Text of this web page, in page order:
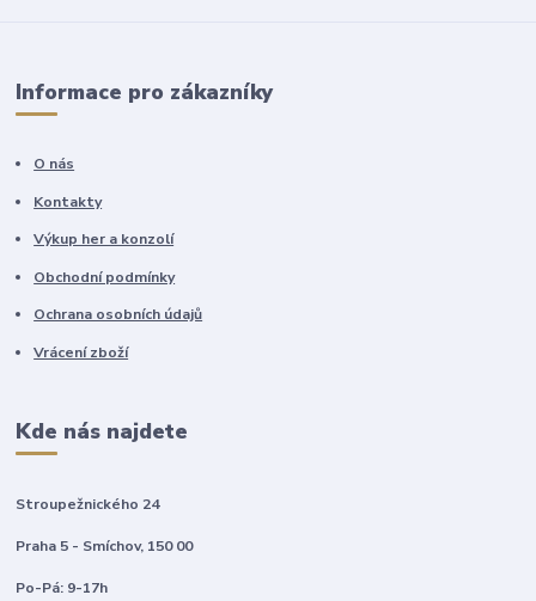
Informace pro zákazníky
O nás
Kontakty
Výkup her a konzolí
Obchodní podmínky
Ochrana osobních údajů
Vrácení zboží
Kde nás najdete
Stroupežnického 24
Praha 5 - Smíchov, 150 00
Po-Pá: 9-17h